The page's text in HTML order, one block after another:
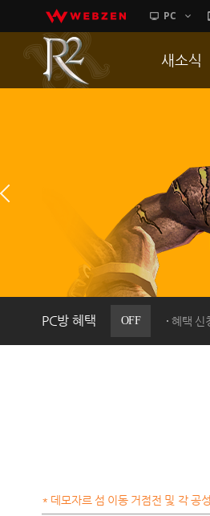
PC
PC방 혜택 OFF 혜택 신
새소식
이벤트
히스토리
PC방으로간
* 데모자르 섬 이동 거점전 및 각 공